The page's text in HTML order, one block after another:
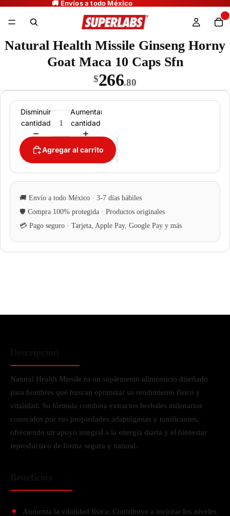
Natural Health Missile Ginseng Horny
Goat Maca 10 Caps Sfn
$266.80
Disminuir
cantidad
Aumentar
cantidad
Agregar al carrito
Natural Health Missile es un suplemento alimenticio diseñado
para hombres que buscan optimizar su rendimiento físico y
vitalidad. Su fórmula combina extractos herbales milenarios
conocidos por sus propiedades adaptógenas y tonificantes,
ofreciendo un apoyo integral a la energía diaria y el bienestar
reproductivo de forma segura y natural.
Aumenta la vitalidad física: Contribuye a mejorar los niveles